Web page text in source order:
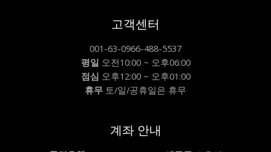
고객센터
001-63-0966-488-5537
평일 오전10:00 ~ 오후06:00
점심 오후12:00 ~ 오후01:00
휴무 토/일/공휴일은 휴무
계좌 안내